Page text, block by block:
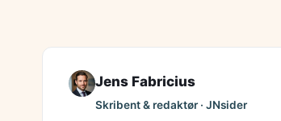
Jens Fabricius
Skribent & redaktør · JNsider